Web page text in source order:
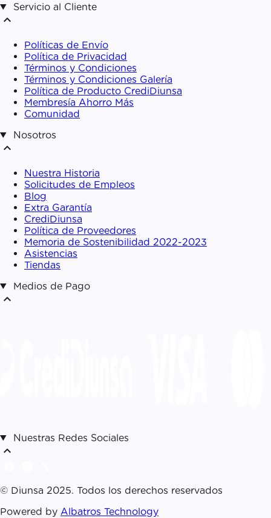
Servicio al Cliente
expand_less
Políticas de Envío
Política de Privacidad
Términos y Condiciones
Términos y Condiciones Galería
Política de Producto CrediDiunsa
Membresía Ahorro Más
Comunidad
Nosotros
expand_less
Nuestra Historia
Solicitudes de Empleos
Blog
Extra Garantía
CrediDiunsa
Política de Proveedores
Memoria de Sostenibilidad 2022-2023
Asistencias
Tiendas
Medios de Pago
expand_less
Nuestras Redes Sociales
expand_less
© Diunsa 2025. Todos los derechos reservados
Powered by Albatros Technology